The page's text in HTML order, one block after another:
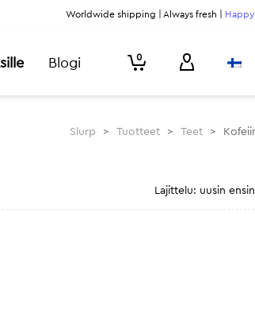
Worldwide shipping | Always fresh |
Blogi 0
Slurp > Tuotteet > Teet >